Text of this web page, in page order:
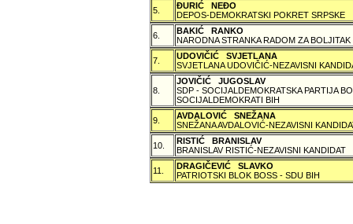
5.
ÐURIĆ NEÐO
DEPOS-DEMOKRATSKI POKRET SRPSKE
6.
BAKIĆ RANKO
NARODNA STRANKA RADOM ZA BOLJITAK
7.
UDOVIČIĆ SVJETLANA
SVJETLANA UDOVIČIĆ-NEZAVISNI
8.
JOVIČIĆ JUGOSLAV
SDP - SOCIJALDEMOKRATSKA PARTIJA
SOCIJALDEMOKRATI BIH
9.
AVDALOVIĆ SNEŽANA
SNEŽANA AVDALOVIĆ-NEZAVISNI
10.
RISTIĆ BRANISLAV
BRANISLAV RISTIĆ-NEZAVISNI KANDIDAT
11.
DRAGIČEVIĆ SLAVKO
PATRIOTSKI BLOK BOSS - SDU BIH